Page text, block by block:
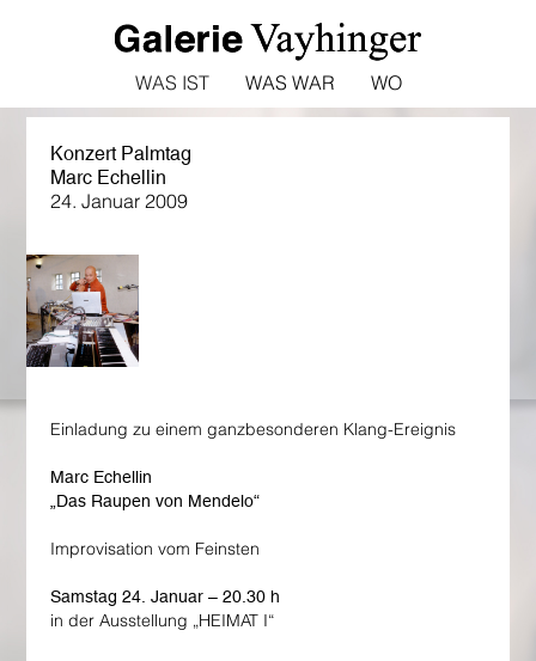
WAS IST WAS WAR WO
Konzert Palmtag
Marc Echellin
24. Januar 2009
Einladung zu einem ganzbesonderen Klang-Ereignis
Marc Echellin
„Das Raupen von Mendelo“
Improvisation vom Feinsten
Samstag 24. Januar – 20.30 h
in der Ausstellung „HEIMAT I“